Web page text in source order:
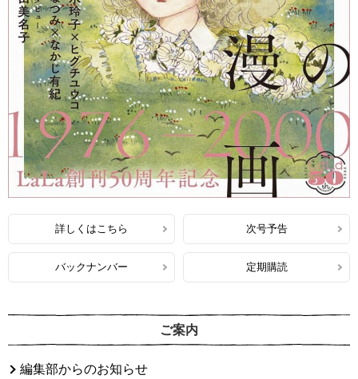
詳しくはこちら 次号予告
バックナンバー 定期購読
ご案内
編集部からのお知らせ